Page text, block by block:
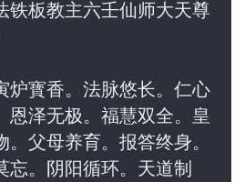
板教主六壬仙师大天尊
寳香。法脉悠长。仁心
恩泽无极。福慧双全。皇
父母养育。报答终身。
忘。阴阳循环。天道制